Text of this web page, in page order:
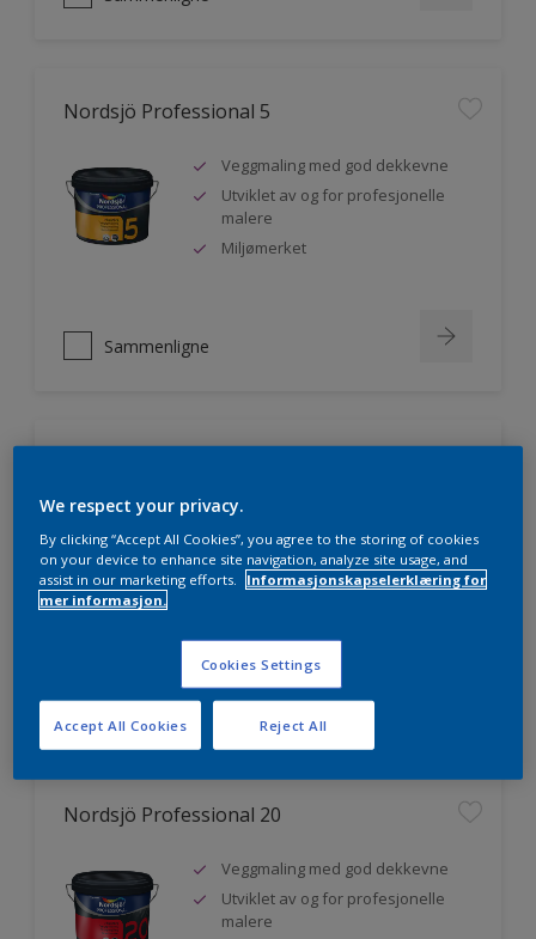
Nordsjö Professional 5
Veggmaling med god dekkevne
Utviklet av og for profesjonelle
malere
Miljømerket
Sammenligne
Utmerket dekkevne
Lett å påføre og fordele
Jevnere og finere finish, også i
Sammenligne
Nordsjö Professional 20
Veggmaling med god dekkevne
Utviklet av og for profesjonelle
malere
We respect your privacy.
By clicking “Accept All Cookies”, you agree to the storing of cookies
on your device to enhance site navigation, analyze site usage, and
assist in our marketing efforts.
Informasjonskapselerklæring for
mer informasjon.
Cookies Settings
Reject All
Accept All Cookies